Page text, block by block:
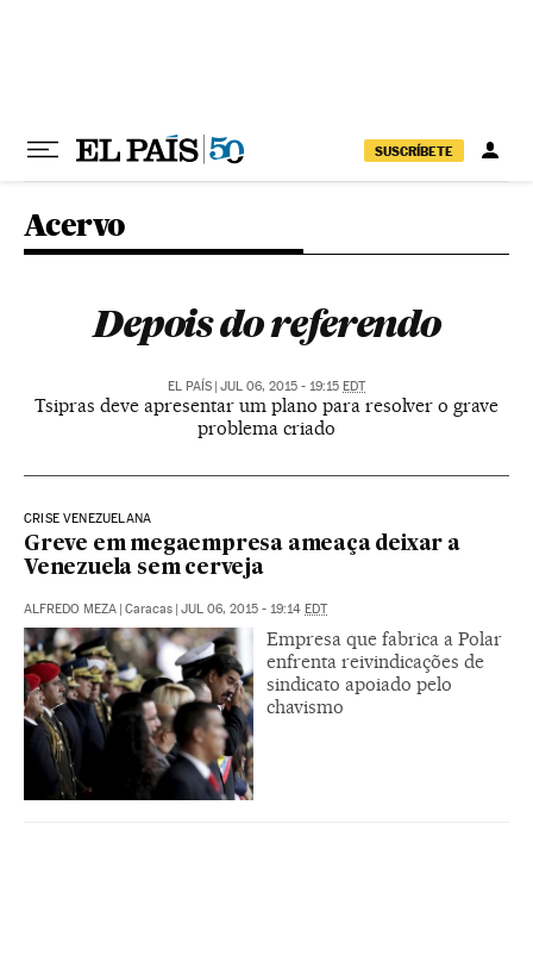
SUSCRÍBETE
Acervo
Depois do referendo
EL PAÍS | JUL 06, 2015 - 19:15 EDT
Tsipras deve apresentar um plano para resolver o grave
problema criado
CRISE VENEZUELANA
Greve em megaempresa ameaça deixar a
Venezuela sem cerveja
ALFREDO MEZA | Caracas | JUL 06, 2015 - 19:14 EDT
Empresa que fabrica a Polar
enfrenta reivindicações de
sindicato apoiado pelo
chavismo